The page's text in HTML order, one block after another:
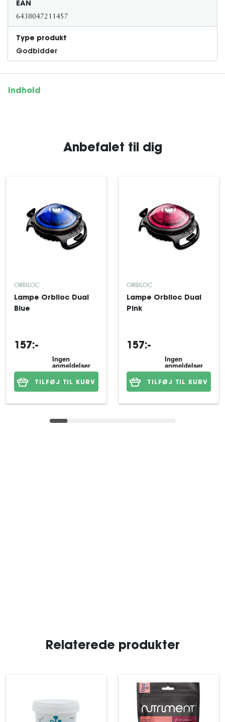
EAN
6438047211457
Type produkt
Godbidder
Indhold
Anbefalet til dig
ORBILOC
Lampe Orbiloc Dual
Blue
157:-
TILFØJ TIL KURV
ORBILOC
Lampe Orbiloc Dual
Pink
157:-
TILFØJ TIL KURV
Relaterede produkter